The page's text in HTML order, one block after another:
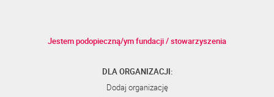
Jestem podopieczną/ym fundacji / stowarzyszenia
DLA ORGANIZACJI:
Dodaj organizację